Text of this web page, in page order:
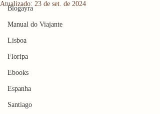
Blogayra
Manual do Viajante
Lisboa
Floripa
Ebooks
Espanha
Santiago
Atualizado: 23 de set. de 2024